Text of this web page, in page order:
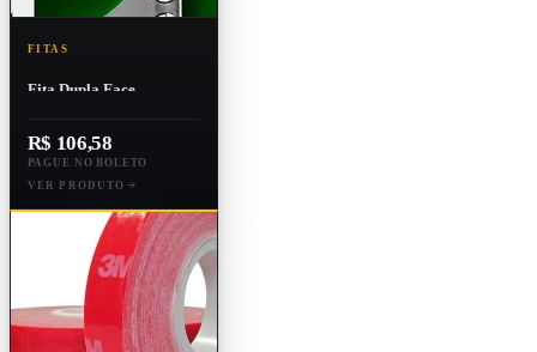
FITAS
Fita Dupla Face
25mmx20m 4910 Vhb
R$ 106,58
PAGUE NO BOLETO
VER PRODUTO